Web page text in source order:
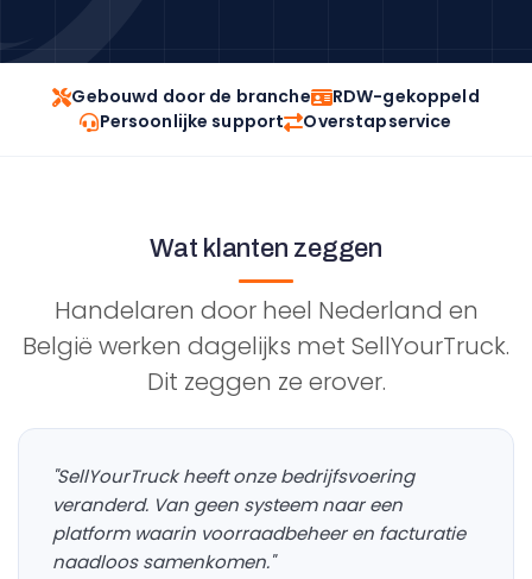
Gebouwd door de branche
RDW-gekoppeld
Persoonlijke support
Overstapservice
Wat klanten zeggen
Handelaren door heel Nederland en
België werken dagelijks met SellYourTruck.
Dit zeggen ze erover.
"SellYourTruck heeft onze bedrijfsvoering
veranderd. Van geen systeem naar een
platform waarin voorraadbeheer en facturatie
naadloos samenkomen."